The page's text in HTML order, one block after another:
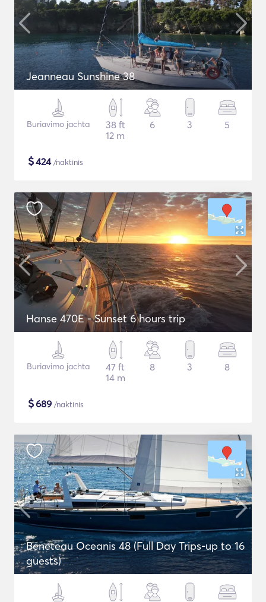
Jeanneau Sunshine 38
Buriavimo jachta
38 ft
12 m
6 3 5
$424/naktinis
Hanse 470E - Sunset 6 hours trip
Buriavimo jachta
47 ft
14 m
8 3 8
$689 /naktinis
Beneteau Oceanis 48 (Full Day Trips-up to 16
guests)